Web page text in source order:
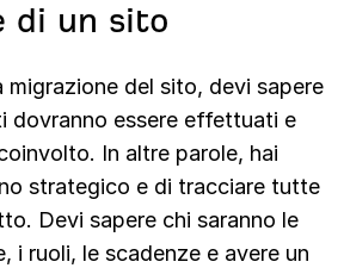
di un sito
migrazione del sito, devi sapere
dovranno essere effettuati e
In altre parole, hai
strategico e di tracciare tutte
Devi sapere chi saranno le
i ruoli, le scadenze e avere un